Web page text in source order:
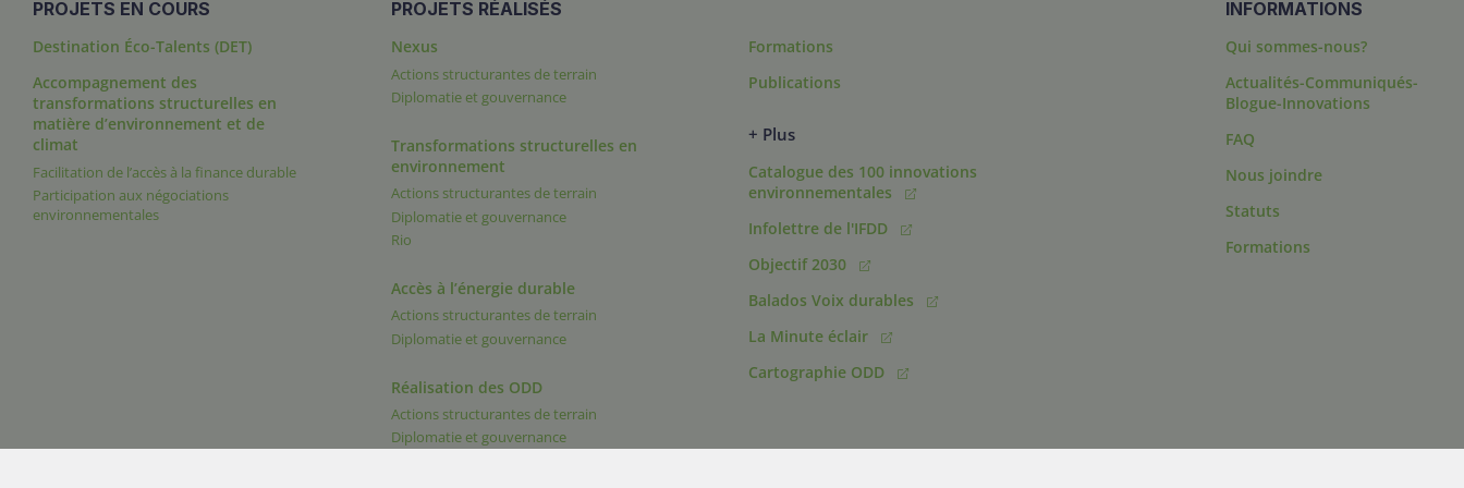
PROJETS EN COURS
Destination Éco-Talents (DET)
Accompagnement des
transformations structurelles en
matière d’environnement et de
climat
Facilitation de l’accès à la finance durable
Participation aux négociations
environnementales
PROJETS RÉALISÉS
Nexus
Actions structurantes de terrain
Diplomatie et gouvernance
Transformations structurelles en
environnement
Actions structurantes de terrain
Diplomatie et gouvernance
Rio
Accès à l’énergie durable
Actions structurantes de terrain
Diplomatie et gouvernance
Réalisation des ODD
Actions structurantes de terrain
Diplomatie et gouvernance
Formations
Publications
+ Plus
Catalogue des 100 innovations
environnementales
Infolettre de l'IFDD
Objectif 2030
Balados Voix durables
La Minute éclair
Cartographie ODD
INFORMATIONS
Qui sommes-nous?
Actualités-Communiqués-
Blogue-Innovations
FAQ
Nous joindre
Statuts
Formations